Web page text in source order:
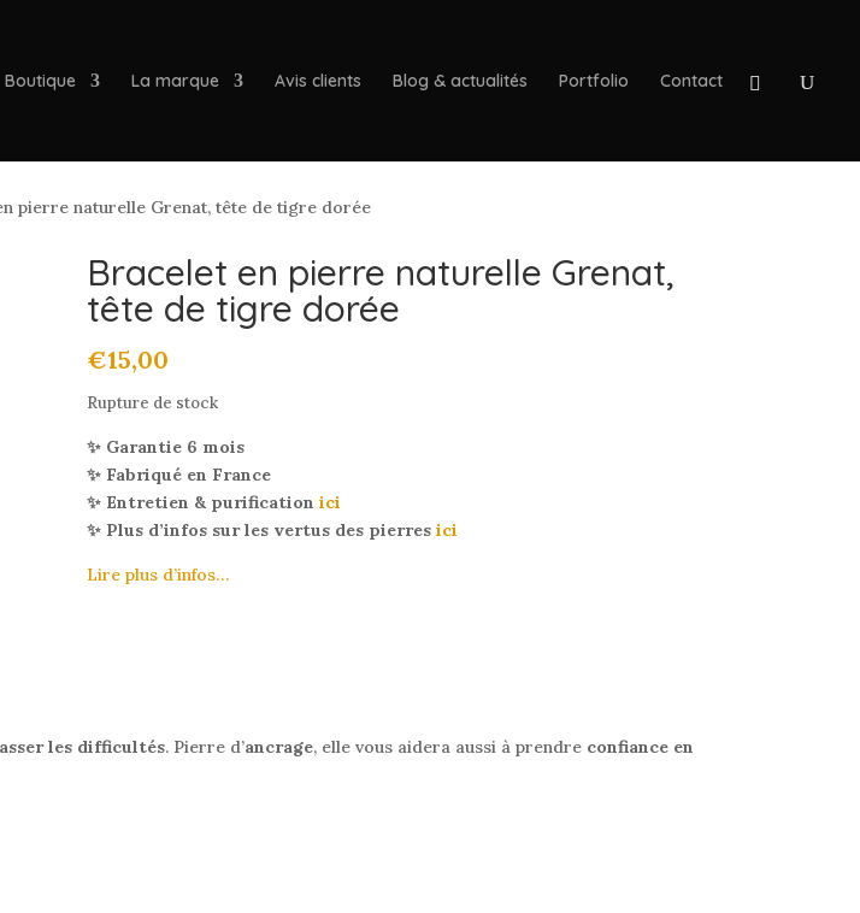
Boutique La marque Avis clients Blog & actualités Portfolio Contact
pierre naturelle Grenat, tête de tigre dorée
Bracelet en pierre naturelle Grenat,
tête de tigre dorée
€15,00
Rupture de stock
✨ Garantie 6 mois
✨ Fabriqué en France
✨ Entretien & purification ici
✨ Plus d’infos sur les vertus des pierresici
Lire plus d’infos…
les difficultés. Pierre d’ancrage, elle vous aidera aussi à prendre confiance en